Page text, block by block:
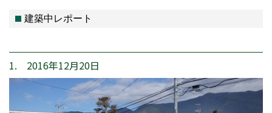
建築中レポート
1. 2016年12月20日